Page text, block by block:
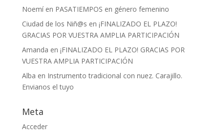
Noemíen PASATIEMPOS en género femenino
Ciudad de los Niñ@s en ¡FINALIZADO EL PLAZO!
GRACIAS POR VUESTRA AMPLIA PARTICIPACIÓN
Amanda en ¡FINALIZADO EL PLAZO! GRACIAS POR
VUESTRA AMPLIA PARTICIPACIÓN
Alba en Instrumento tradicional con nuez. Carajillo.
Envianos el tuyo
Meta
Acceder